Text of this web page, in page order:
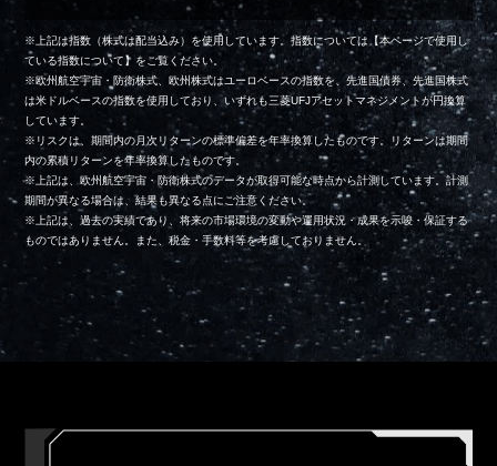
※上記は指数（株式は配当込み）を使用しています。指数については【本ページで使用し
ている指数について】をご覧ください。
※欧州航空宇宙・防衛株式、欧州株式はユーロベースの指数を、先進国債券、先進国株式
は米ドルベースの指数を使用しており、いずれも三菱UFJアセットマネジメントが円換算
しています。
※リスクは、期間内の月次リターンの標準偏差を年率換算したものです。リターンは期間
内の累積リターンを年率換算したものです。
※上記は、欧州航空宇宙・防衛株式のデータが取得可能な時点から計測しています。計測
期間が異なる場合は、結果も異なる点にご注意ください。
※上記は、過去の実績であり、将来の市場環境の変動や運用状況・成果を示唆・保証する
ものではありません。また、税金・手数料等を考慮しておりません。